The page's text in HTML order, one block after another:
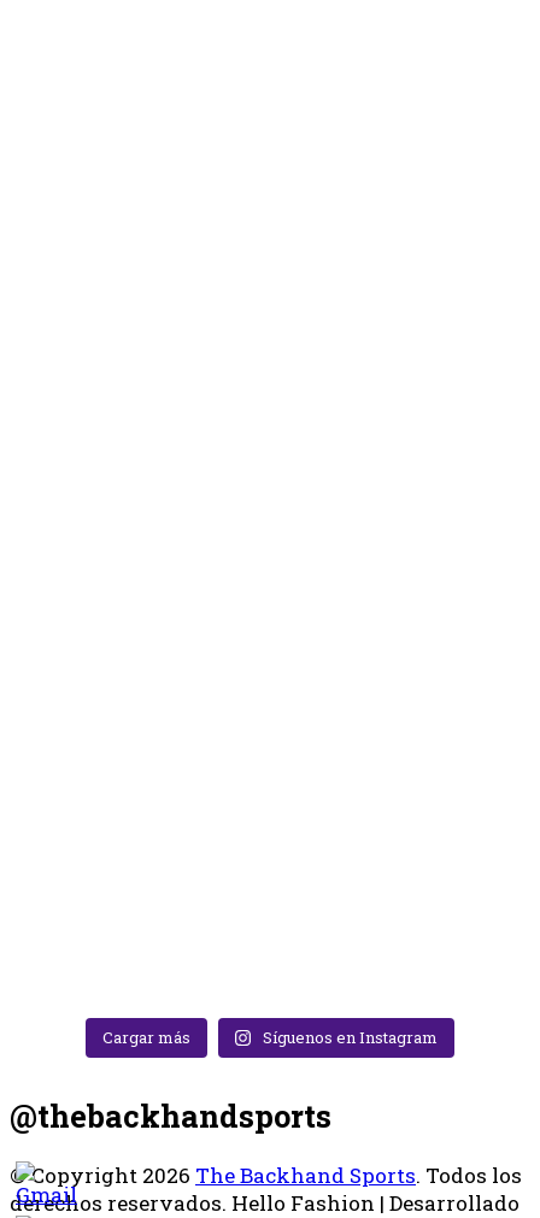
Cargar más Síguenos en Instagram
@thebackhandsports
© Copyright 2026 The Backhand Sports. Todos los
derechos reservados. Hello Fashion | Desarrollado